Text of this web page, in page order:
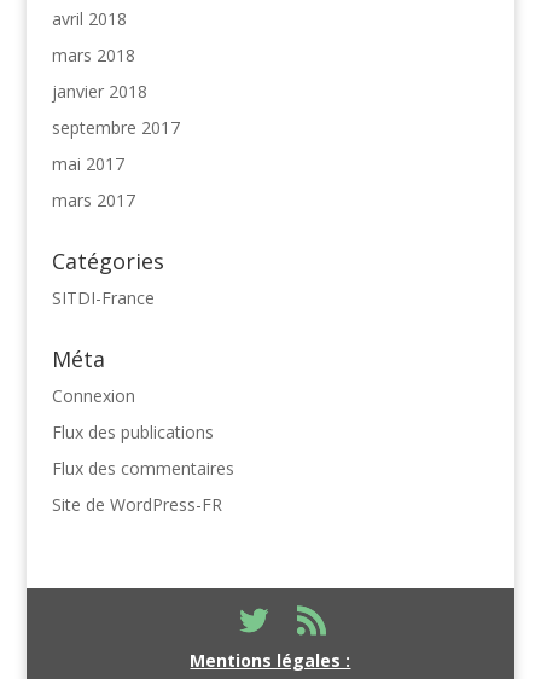
avril 2018
mars 2018
janvier 2018
septembre 2017
mai 2017
mars 2017
Catégories
SITDI-France
Méta
Connexion
Flux des publications
Flux des commentaires
Site de WordPress-FR
Mentions légales :